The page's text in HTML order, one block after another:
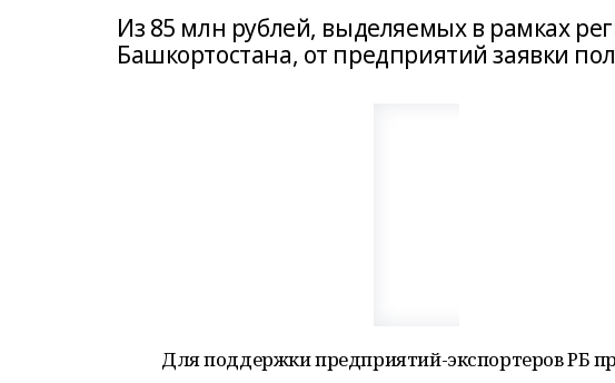
Из 85 млн рублей, выделяемых в рамках
Башкортостана, от предприятий заявки
Для поддержки предприятий-экспортеров РБ